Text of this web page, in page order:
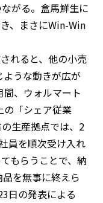
がる。盒馬鮮生に
、まさにWin-Win
れると、他の小売
うな動きが広が
、ウォルマート
の「シェア従業
生産拠点では、2
員を順次受け入れ
もらうことで、納
を無事に終えら
日の発表による